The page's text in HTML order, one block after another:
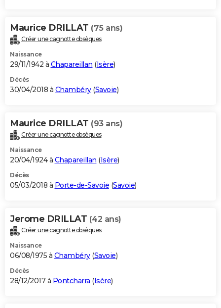
Maurice DRILLAT (75 ans)
Créer une cagnotte obsèques
Naissance
29/11/1942 à Chapareillan (Isère)
Décès
30/04/2018 à Chambéry(Savoie)
Maurice DRILLAT (93 ans)
Créer une cagnotte obsèques
Naissance
20/04/1924 à Chapareillan (Isère)
Décès
05/03/2018 à Porte-de-Savoie (Savoie)
Jerome DRILLAT (42 ans)
Créer une cagnotte obsèques
Naissance
06/08/1975 à Chambéry(Savoie)
Décès
28/12/2017 à Pontcharra (Isère)